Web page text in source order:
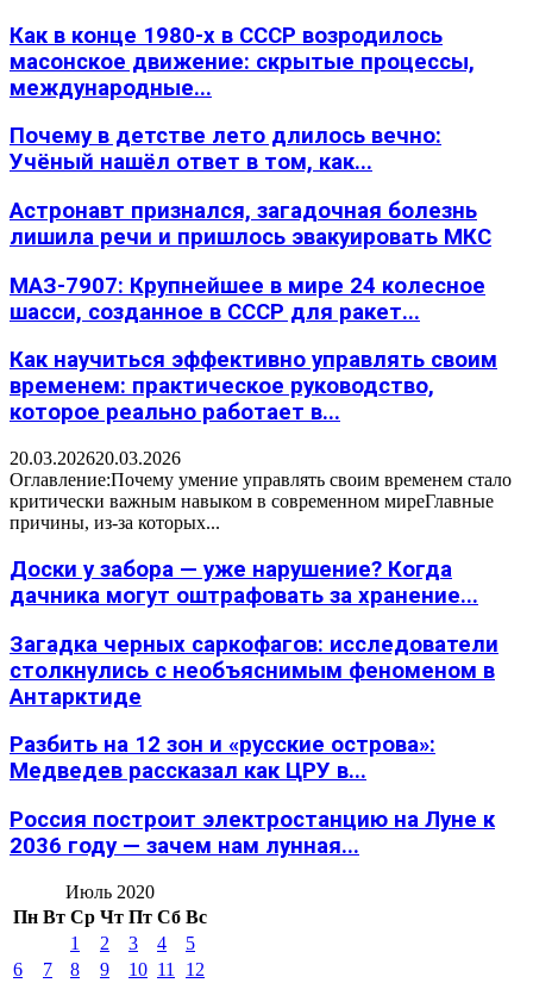
Как в конце 1980-х в СССР возродилось
масонское движение: скрытые процессы,
международные...
Почему в детстве лето длилось вечно:
Учёный нашёл ответ в том, как...
Астронавт признался, загадочная болезнь
лишила речи и пришлось эвакуировать МКС
МАЗ-7907: Крупнейшее в мире 24 колесное
шасси, созданное в СССР для ракет...
Как научиться эффективно управлять своим
временем: практическое руководство,
которое реально работает в...
20.03.202620.03.2026
Оглавление:Почему умение управлять своим временем стало
критически важным навыком в современном миреГлавные
причины, из-за которых...
Доски у забора — уже нарушение? Когда
дачника могут оштрафовать за хранение...
Загадка черных саркофагов: исследователи
столкнулись с необъяснимым феноменом в
Антарктиде
Разбить на 12 зон и «русские острова»:
Медведев рассказал как ЦРУ в...
Россия построит электростанцию на Луне к
2036 году — зачем нам лунная...
Июль 2020
Пн Вт Ср Чт Пт Сб Вс
1
2 3 4
5
6
7 8 9 10 11
12